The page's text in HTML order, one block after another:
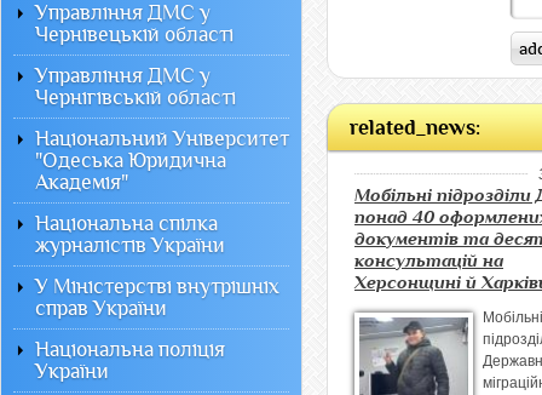
related_news:
Мобільні
понад 40
документів та
консультацій на
Херсонщині й
Мобільні
Управління ДМС у
Чернівецькій області
Управління ДМС у
Чернігівській області
Національний Університет
"Одеська Юридична
Академія"
Національна спілка
журналістів України
У Міністерстві внутрішніх
справ України
Національна поліція
України